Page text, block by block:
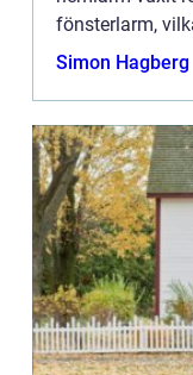
fönsterlarm,
genom att
Simon Hagberg